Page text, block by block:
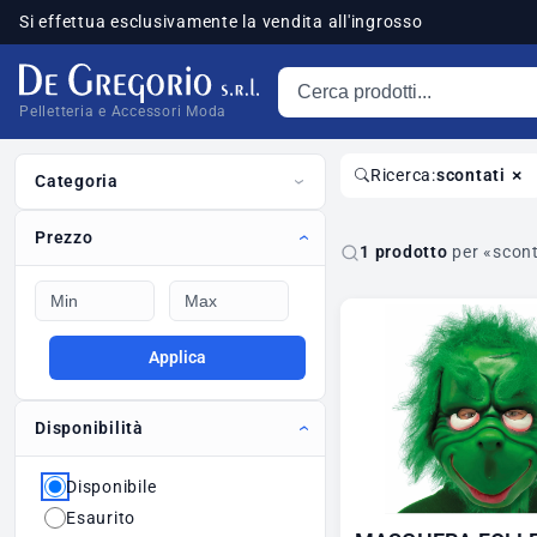
Si effettua esclusivamente la vendita all'ingrosso
Pelletteria e Accessori Moda
Cerca prodotti
Categoria
Prezzo
Applica
Disponibilità
Disponibile
Esaurito
Ricerca:scontati ×
1 prodotto per